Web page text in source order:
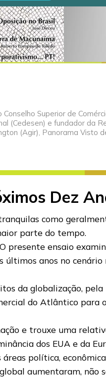
Superior de
(Cedesen) e fundador da
(Agir), Panorama Visto
Dez
como
parte do tempo.
presente ensaio
últimos anos no cenário
da globalização,
do Atlântico para
e trouxe uma
dos EUA e da
política,
aumentaram,